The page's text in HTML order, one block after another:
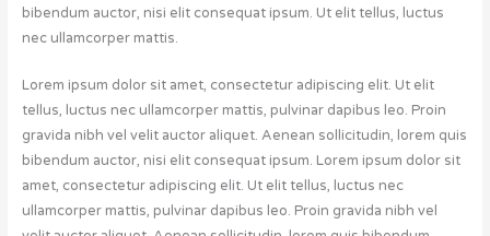
bibendum auctor, nisi elit consequat ipsum. Ut elit tellus, luctus
nec ullamcorper mattis.
Lorem ipsum dolor sit amet, consectetur adipiscing elit. Ut elit
tellus, luctus nec ullamcorper mattis, pulvinar dapibus leo. Proin
gravida nibh vel velit auctor aliquet. Aenean sollicitudin, lorem quis
bibendum auctor, nisi elit consequat ipsum. Lorem ipsum dolor sit
amet, consectetur adipiscing elit. Ut elit tellus, luctus nec
ullamcorper mattis, pulvinar dapibus leo. Proin gravida nibh vel